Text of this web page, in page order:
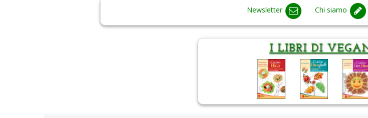
Newsletter Chi siamo